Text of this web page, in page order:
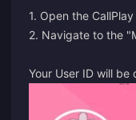
1. Open the
2. Navigate to the
Your User ID will